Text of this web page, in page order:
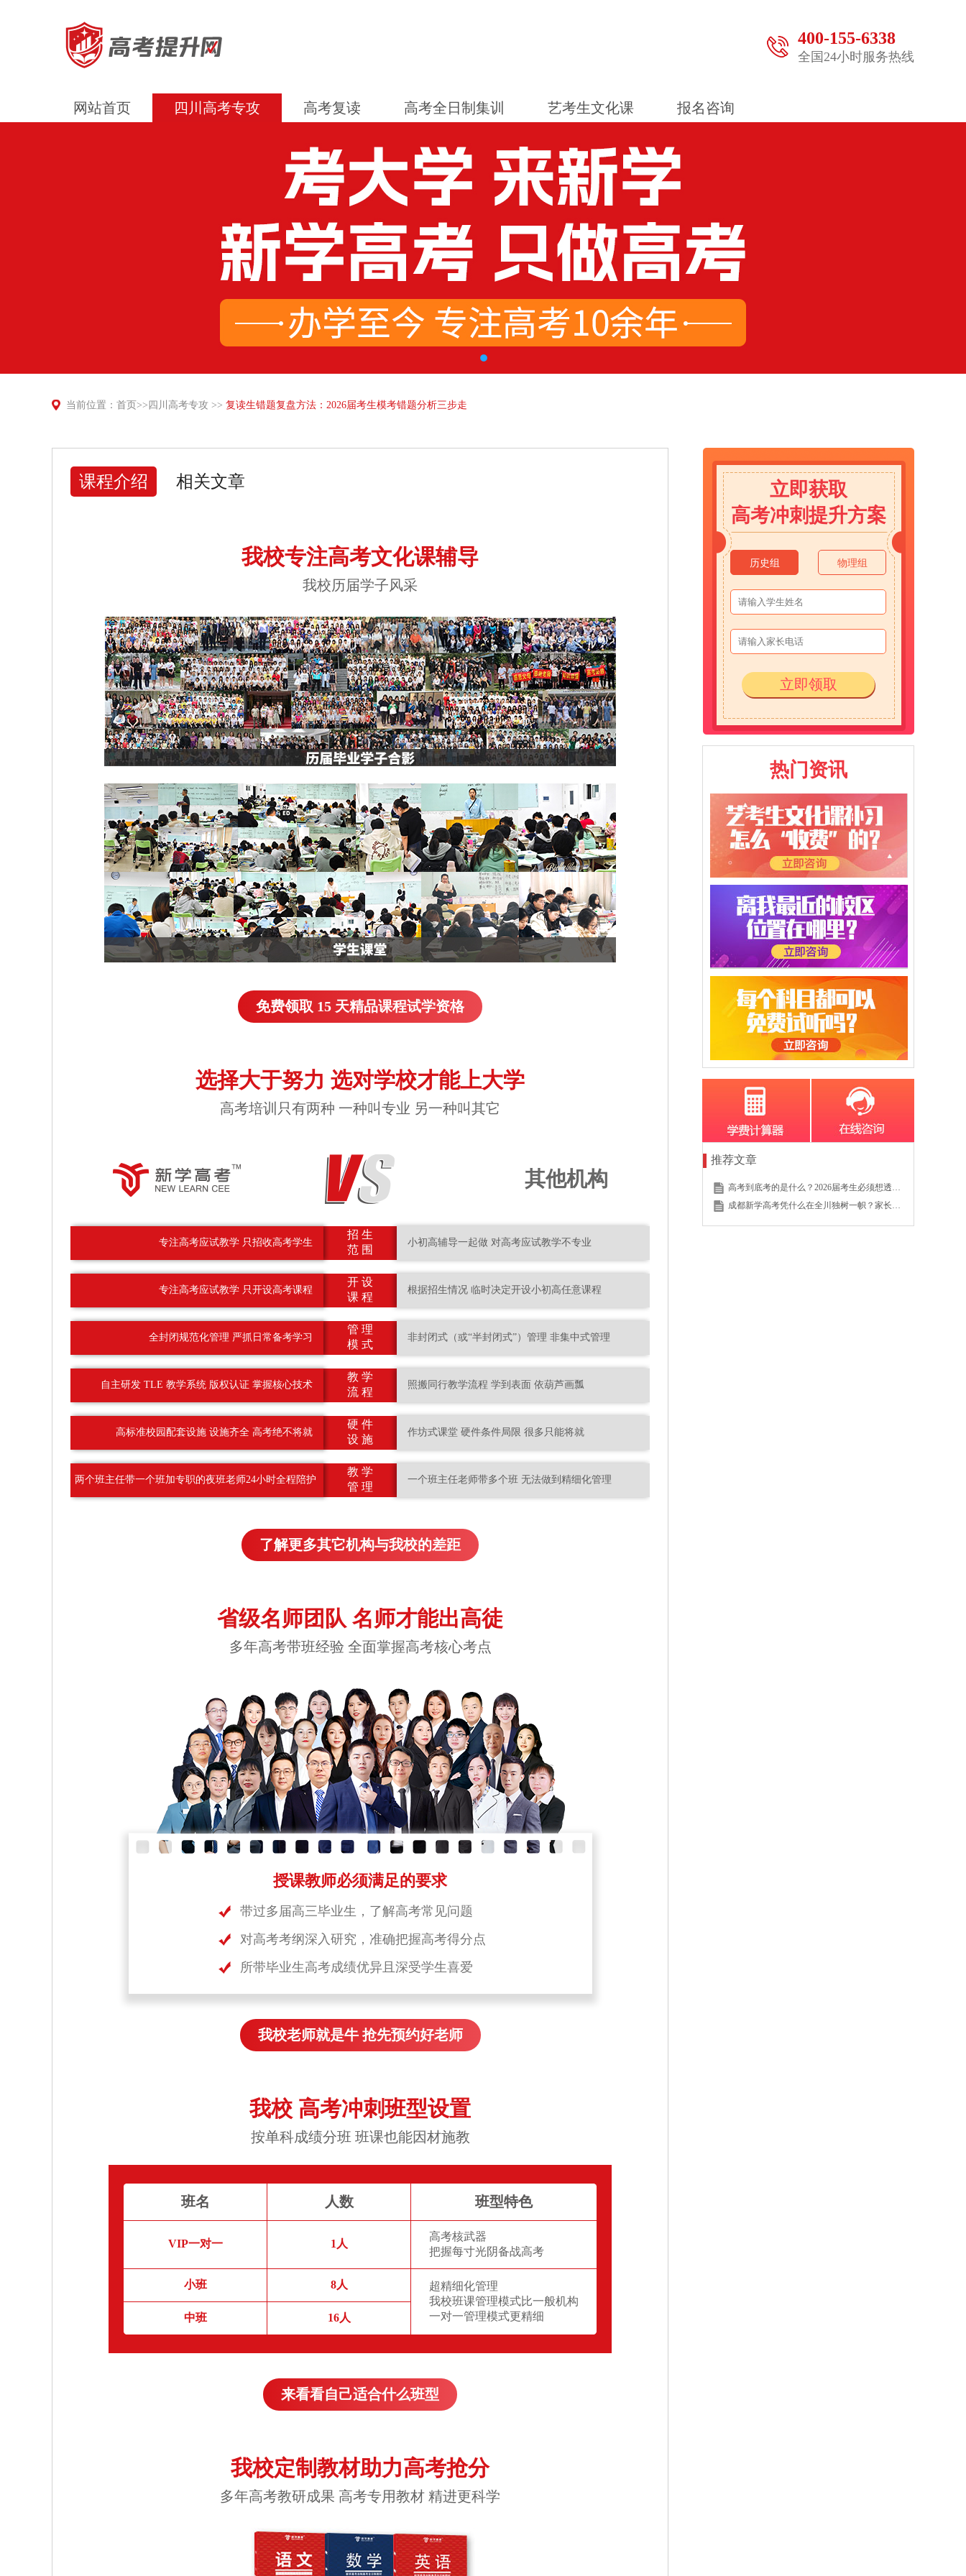
400-155-6338
全国24小时服务热线
网站首页 四川高考专攻 高考复读 高考全日制集训 艺考生文化课 报名咨询
当前位置： 首页 >> 四川高考专攻 >> 复读生错题复盘方法：2026届考生模考错题分析三步走
课程介绍 相关文章
我校专注高考文化课辅导
我校历届学子风采
免费领取 15 天精品课程试学资格
选择大于努力 选对学校才能上大学
高考培训只有两种 一种叫专业 另一种叫其它
其他机构
专注高考应试教学 只招收高考学生
专注高考应试教学 只开设高考课程
全封闭规范化管理 严抓日常备考学习
自主研发 TLE 教学系统 版权认证 掌握核心技术
高标准校园配套设施 设施齐全 高考绝不将就
两个班主任带一个班加专职的夜班老师24小时全程陪护
招 生
范 围
开 设
课 程
管 理
模 式
教 学
流 程
硬 件
设 施
教 学
管 理
小初高辅导一起做 对高考应试教学不专业
根据招生情况 临时决定开设小初高任意课程
非封闭式（或“半封闭式”）管理 非集中式管理
照搬同行教学流程 学到表面 依葫芦画瓢
作坊式课堂 硬件条件局限 很多只能将就
一个班主任老师带多个班 无法做到精细化管理
了解更多其它机构与我校的差距
省级名师团队 名师才能出高徒
多年高考带班经验 全面掌握高考核心考点
授课教师必须满足的要求
带过多届高三毕业生，了解高考常见问题
对高考考纲深入研究，准确把握高考得分点
所带毕业生高考成绩优异且深受学生喜爱
我校老师就是牛 抢先预约好老师
我校 高考冲刺班型设置
按单科成绩分班 班课也能因材施教
班名 人数 班型特色
VIP一对一 1人
高考核武器
把握每寸光阴备战高考
小班 8人
超精细化管理
我校班课管理模式比一般机构
一对一管理模式更精细
中班 16人
来看看自己适合什么班型
我校定制教材助力高考抢分
多年高考教研成果 高考专用教材 精进更科学
立即获取
高考冲刺提升方案
历史组 物理组
立即领取
热门资讯
推荐文章
高考到底考的是什么？2026届考生必须想透的这个底层逻辑
成都新学高考凭什么在全川独树一帜？家长的真实选择说明一切